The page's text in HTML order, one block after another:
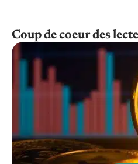
Coup de coeur des